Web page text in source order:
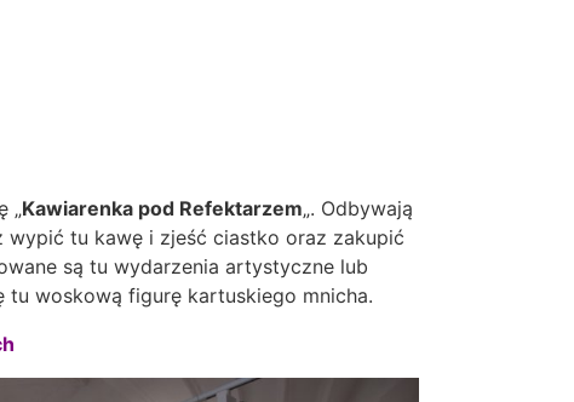
„Kawiarenka pod Refektarzem„. Odbywają
wypić tu kawę i zjeść ciastko oraz zakupić
są tu wydarzenia artystyczne lub
tu woskową figurę kartuskiego mnicha.